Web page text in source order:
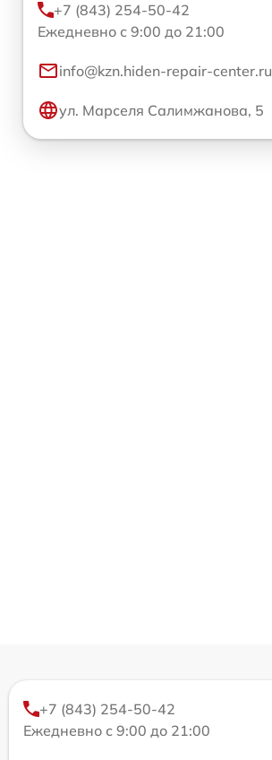
+7 (843) 254-50-42
Ежедневно с 9:00 до 21:00
info@kzn.hiden-repair-center.ru
ул. Марселя Салимжанова, 5
+7 (843) 254-50-42
Ежедневно с 9:00 до 21:00